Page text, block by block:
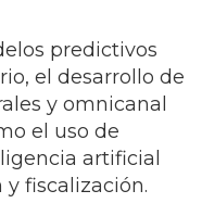
predictivos
el desarrollo de
y omnicanal
el uso de
artificial
fiscalización.